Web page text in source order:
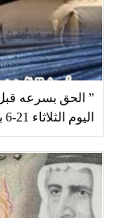
” الحق بسرعه
اليوم الثلاثاء 21-6 بهذه المصانع بدون مشال